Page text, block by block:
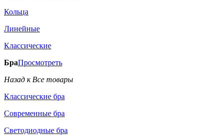
Кольца
Линейные
Классические
БраПросмотреть
Назад к Все товары
Классические бра
Современные бра
Светодиодные бра